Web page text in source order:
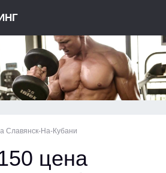
Славянск-На-Кубани
цена